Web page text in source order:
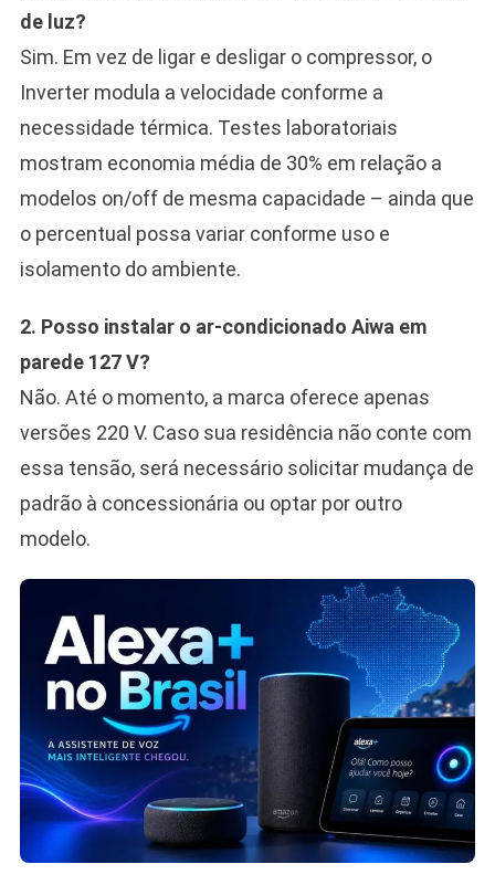
de luz?
Sim. Em vez de ligar e desligar o compressor, o
Inverter modula a velocidade conforme a
necessidade térmica. Testes laboratoriais
mostram economia média de 30% em relação a
modelos on/off de mesma capacidade – ainda que
o percentual possa variar conforme uso e
isolamento do ambiente.
2. Posso instalar o ar-condicionado Aiwa em
parede 127 V?
Não. Até o momento, a marca oferece apenas
versões 220 V. Caso sua residência não conte com
essa tensão, será necessário solicitar mudança de
padrão à concessionária ou optar por outro
modelo.